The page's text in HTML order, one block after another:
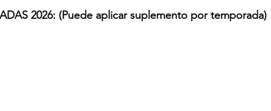
2026: (Puede aplicar suplemento por temporada)